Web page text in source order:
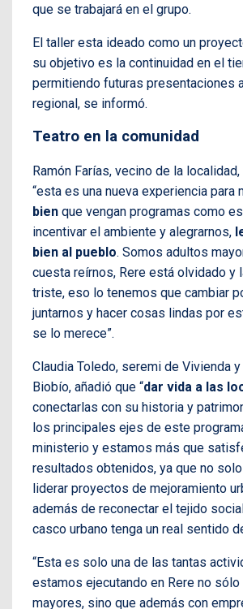
que se trabajará en el grupo.
El taller esta ideado como un
su objetivo es la continuidad en el
permitiendo futuras presentaciones
regional, se informó.
Teatro en la comunidad
Ramón Farías, vecino de la
“esta es una nueva experiencia para
bien que vengan programas como
incentivar el ambiente y alegrarnos,
bien al pueblo. Somos adultos
cuesta reírnos, Rere está olvidado y
triste, eso lo tenemos que cambiar
juntarnos y hacer cosas lindas por
se lo merece”.
Claudia Toledo, seremi de Vivienda
Biobío, añadió que “dar vida a las
conectarlas con su historia y
los principales ejes de este
ministerio y estamos más que
resultados obtenidos, ya que no
liderar proyectos de mejoramiento
además de reconectar el tejido
casco urbano tenga un real sentido
“Esta es solo una de las tantas
estamos ejecutando en Rere no
mayores, sino que además con